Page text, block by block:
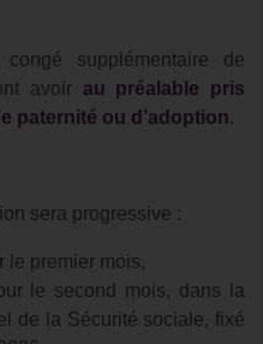
supplémentaire de
avoir au préalable pris
paternité ou d’adoption.
sera progressive :
le premier mois,
le second mois, dans la
de la Sécurité sociale, fixé